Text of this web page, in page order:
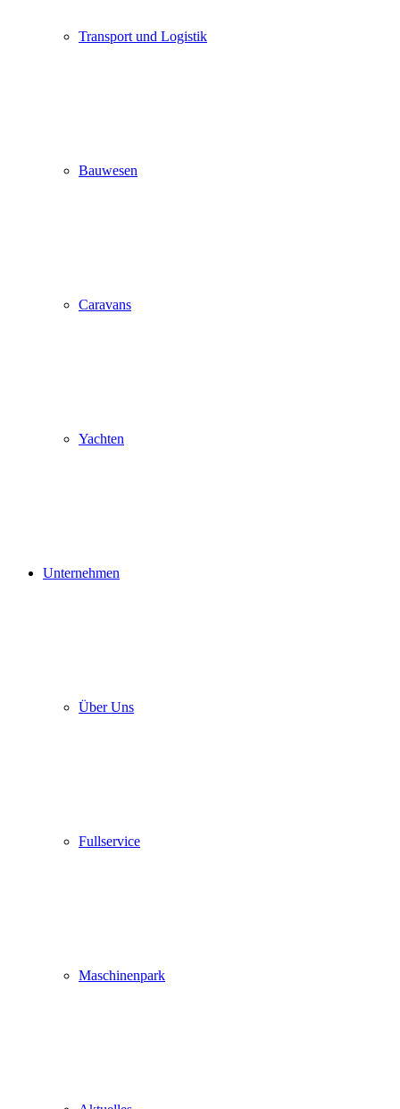
Transport und Logistik
Bauwesen
Caravans
Yachten
Unternehmen
Über Uns
Fullservice
Maschinenpark